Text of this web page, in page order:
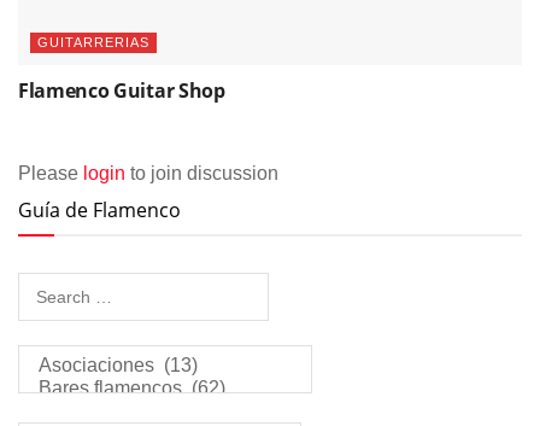
GUITARRERIAS
Flamenco Guitar Shop
Please login to join discussion
Guía de Flamenco